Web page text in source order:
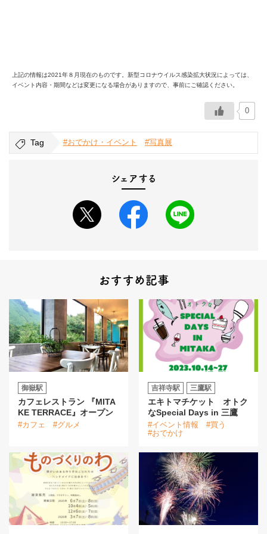
上記の情報は2021年８月現在のものです。新型コロナウイルス感染拡大状況によっては、
イベント内容・期間などは変更になる場合がありますので、事前にご確認ください。
0
Tag #おでかけ・イベント #写真展
シェアする
おすすめ記事
御嶽駅
カフェレストラン 『MITA
KE TERRACE』オープン
#カフェ #グルメ
吉祥寺駅 三鷹駅
エキトマチケット オトク
なSpecial Days in 三鷹
#イベント情報
#買う
#おでかけ